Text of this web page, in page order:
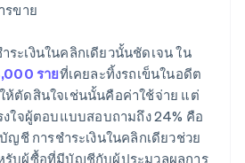
รขาย
ะเงินในคลิกเดียวนั้นชัดเจน ใน
รายที่เคยละทิ้งรถเข็นในอดีต
ห้ตัดสินใจเช่นนั้นคือค่าใช้จ่าย แต่
ใจผู้ตอบแบบสอบถามถึง 24% คือ
ญชี การชำระเงินในคลิกเดียวช่วย
รับผู้ซื้อที่มีบัญชีกับผู้ประมวลผลการ